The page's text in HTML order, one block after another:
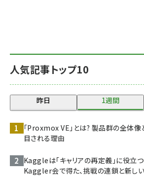
人気記事トップ10
昨日 1週間
「Proxmox VE」とは? 製品群の全体像
目される理由
Kaggleは「キャリアの再定義」に役立
Kaggler会で得た、挑戦の連鎖と新し